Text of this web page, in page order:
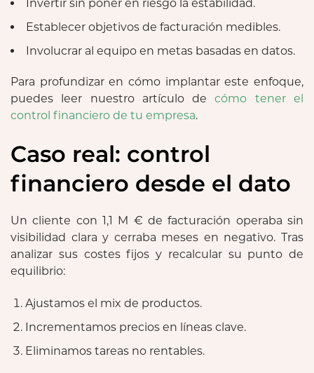
Invertir sin poner en riesgo la estabilidad.
Establecer objetivos de facturación medibles.
Involucrar al equipo en metas basadas en datos.
Para profundizar en cómo implantar este enfoque,
puedes leer nuestro artículo decómo tener el
control financiero de tu empresa.
Caso real: control
financiero desde el dato
Un cliente con 1,1 M € de facturación operaba sin
visibilidad clara y cerraba meses en negativo. Tras
analizar sus costes fijos y recalcular su punto de
equilibrio:
Ajustamos el mix de productos.
Incrementamos precios en líneas clave.
Eliminamos tareas no rentables.